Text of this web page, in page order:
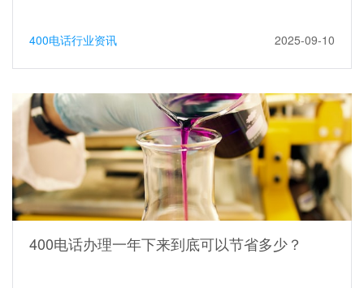
400电话行业资讯 2025-09-10
400电话办理一年下来到底可以节省多少？